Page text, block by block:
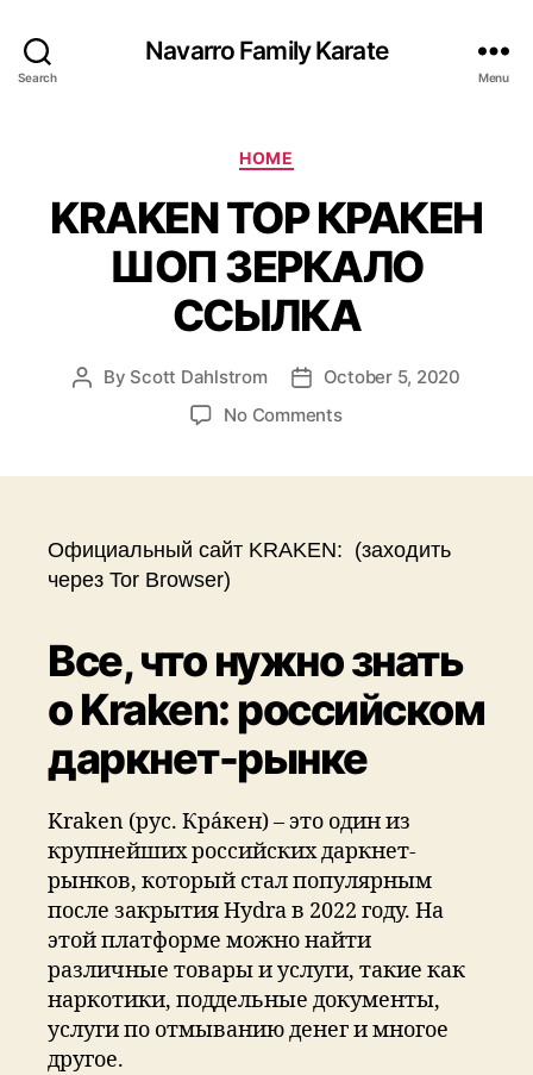
Search
Navarro Family Karate
Menu
Categories
HOME
KRAKEN ТОР КРАКЕН
ШОП ЗЕРКАЛО
ССЫЛКА
Post
By Scott Dahlstrom
PostOctober 5, 2020
No Commentson
ЗЕРКАЛО
Официальный сайт KRAKEN: (заходить
через Tor Browser)
Все, что нужно знать
о Kraken: российском
даркнет-рынке
Kraken (рус. Кра́кен) – это один из
крупнейших российских даркнет-
рынков, который стал популярным
после закрытия Hydra в 2022 году. На
этой платформе можно найти
различные товары и услуги, такие как
наркотики, поддельные документы,
услуги по отмыванию денег и многое
другое.